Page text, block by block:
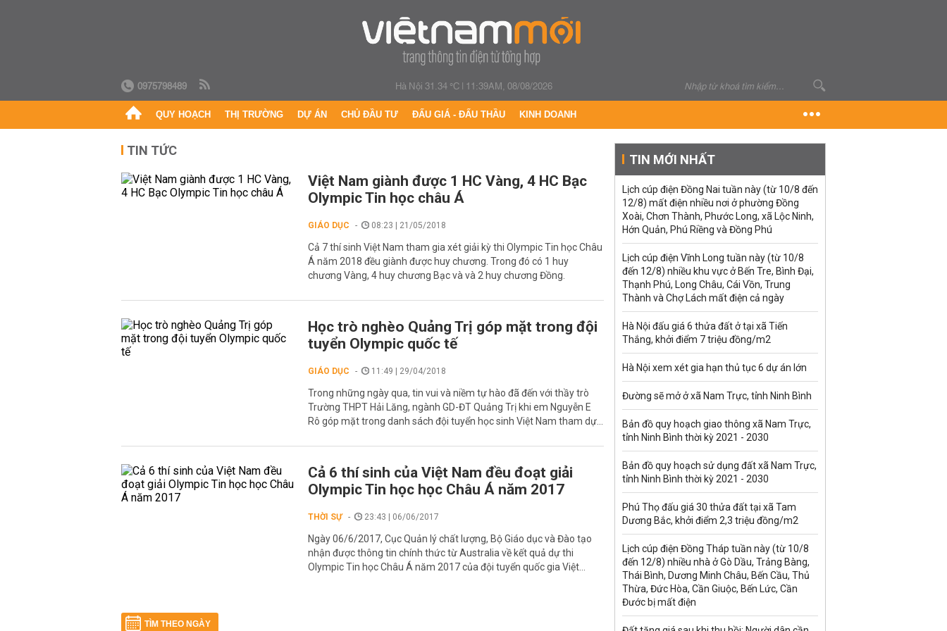
0975798489 Hà Nội 31.34 °C| 11:39AM, 08/08/2026
QUY HOẠCH THỊ TRƯỜNG DỰ ÁN CHỦ ĐẦU TƯ ĐẤU GIÁ - ĐẤU THẦU KINH DOANH
TIN TỨC
Việt Nam giành được 1 HC Vàng, 4 HC Bạc
Olympic Tin học châu Á
GIÁO DỤC 08:23 | 21/05/2018
Cả 7 thí sinh Việt Nam tham gia xét giải kỳ thi Olympic Tin học Châu
Á năm 2018 đều giành được huy chương. Trong đó có 1 huy
chương Vàng, 4 huy chương Bạc và và 2 huy chương Đồng.
Học trò nghèo Quảng Trị góp mặt trong đội
tuyển Olympic quốc tế
GIÁO DỤC 11:49 | 29/04/2018
Trong những ngày qua, tin vui và niềm tự hào đã đến với thầy trò
Trường THPT Hải Lăng, ngành GD-ĐT Quảng Trị khi em Nguyễn E
Rô góp mặt trong danh sách đội tuyển học sinh Việt Nam tham dự...
Cả 6 thí sinh của Việt Nam đều đoạt giải
Olympic Tin học học Châu Á năm 2017
THỜI SỰ 23:43 | 06/06/2017
Ngày 06/6/2017, Cục Quản lý chất lượng, Bộ Giáo dục và Đào tạo
nhận được thông tin chính thức từ Australia về kết quả dự thi
Olympic Tin học Châu Á năm 2017 của đội tuyển quốc gia Việt...
TÌM THEO NGÀY
TIN MỚI NHẤT
Lịch cúp điện Đồng Nai tuần này (từ 10/8 đến
12/8) mất điện nhiều nơi ở phường Đồng
Xoài, Chơn Thành, Phước Long, xã Lộc Ninh,
Hớn Quản, Phú Riềng và Đồng Phú
Lịch cúp điện Vĩnh Long tuần này (từ 10/8
đến 12/8) nhiều khu vực ở Bến Tre, Bình Đại,
Thạnh Phú, Long Châu, Cái Vồn, Trung
Thành và Chợ Lách mất điện cả ngày
Hà Nội đấu giá 6 thửa đất ở tại xã Tiến
Thắng, khởi điểm 7 triệu đồng/m2
Hà Nội xem xét gia hạn thủ tục 6 dự án lớn
Đường sẽ mở ở xã Nam Trực, tỉnh Ninh Bình
Bản đồ quy hoạch giao thông xã Nam Trực,
tỉnh Ninh Bình thời kỳ 2021 - 2030
Bản đồ quy hoạch sử dụng đất xã Nam Trực,
tỉnh Ninh Bình thời kỳ 2021 - 2030
Phú Thọ đấu giá 30 thửa đất tại xã Tam
Dương Bắc, khởi điểm 2,3 triệu đồng/m2
Lịch cúp điện Đồng Tháp tuần này (từ 10/8
đến 12/8) nhiều nhà ở Gò Dầu, Trảng Bàng,
Thái Bình, Dương Minh Châu, Bến Cầu, Thủ
Thừa, Đức Hòa, Cần Giuộc, Bến Lức, Cần
Đước bị mất điện